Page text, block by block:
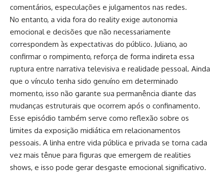
comentários, especulações e julgamentos nas redes.
No entanto, a vida fora do reality exige autonomia
emocional e decisões que não necessariamente
correspondem às expectativas do público. Juliano, ao
confirmar o rompimento, reforça de forma indireta essa
ruptura entre narrativa televisiva e realidade pessoal. Ainda
que o vínculo tenha sido genuíno em determinado
momento, isso não garante sua permanência diante das
mudanças estruturais que ocorrem após o confinamento.
Esse episódio também serve como reflexão sobre os
limites da exposição midiática em relacionamentos
pessoais. A linha entre vida pública e privada se torna cada
vez mais tênue para figuras que emergem de realities
shows, e isso pode gerar desgaste emocional significativo.